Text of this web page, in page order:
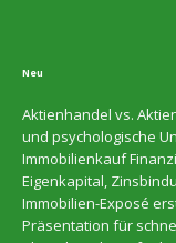
Neu
Aktienhandel vs.
und psychologische
Immobilienkauf
Eigenkapital,
Immobilien-Exposé
Präsentation für